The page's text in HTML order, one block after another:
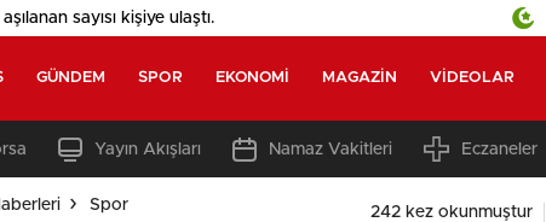
sayısı kişiye ulaştı.
GÜNDEM SPOR EKONOMI MAGAZIN VIDEOLAR
Yayın Akışları Namaz Vakitleri Eczaneler
Spor 242 kez okunmuştur